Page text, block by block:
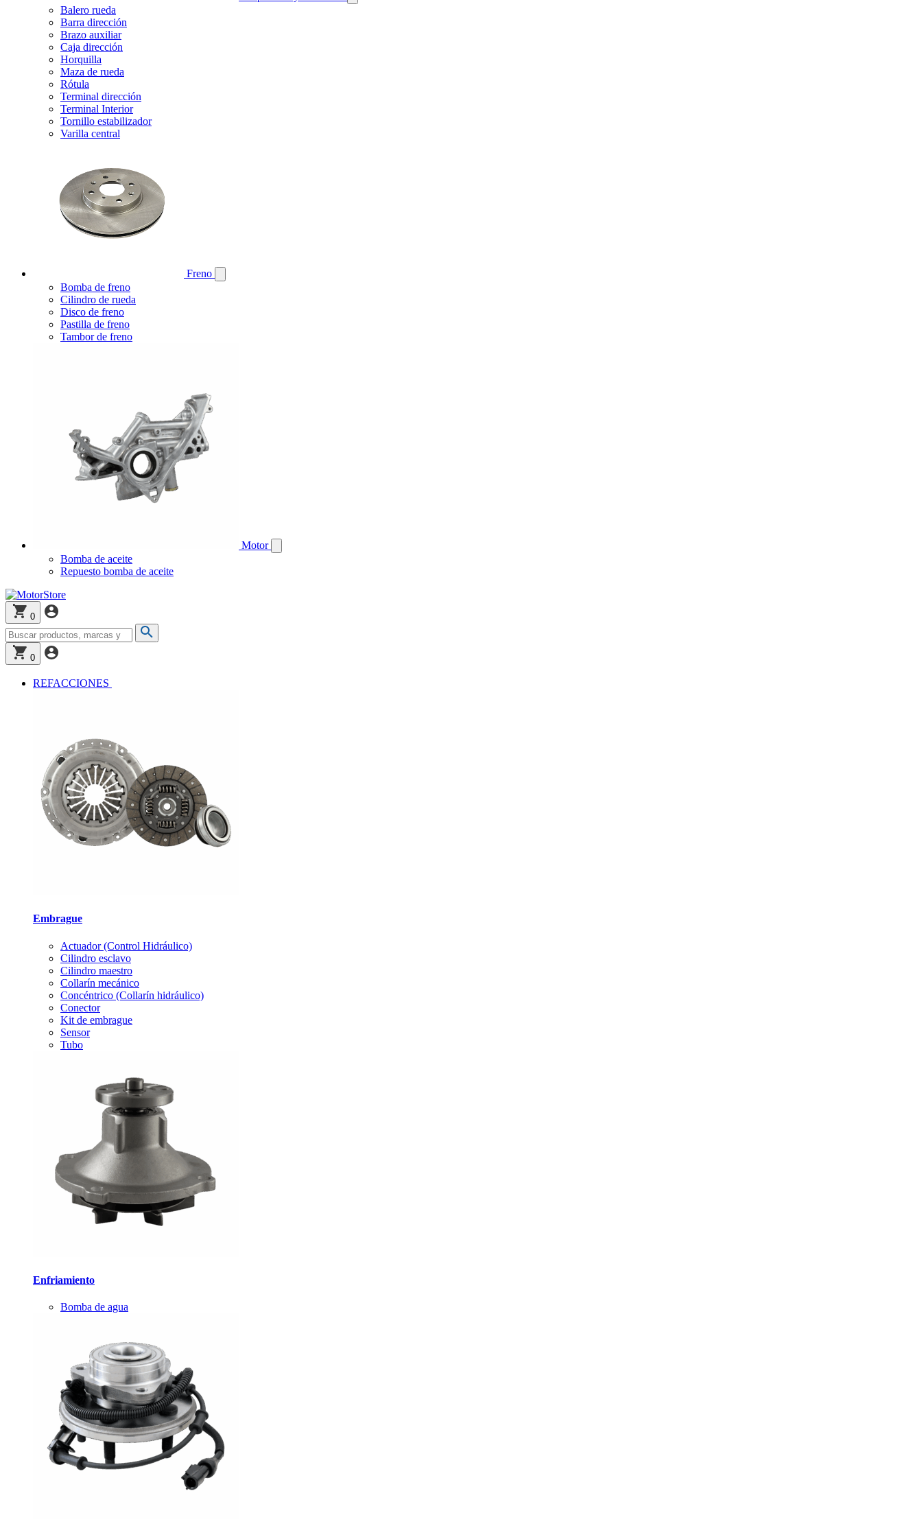
Balero rueda
Barra dirección
Brazo auxiliar
Caja dirección
Horquilla
Maza de rueda
Rótula
Terminal dirección
Terminal Interior
Tornillo estabilizador
Varilla central
Freno
Bomba de freno
Cilindro de rueda
Disco de freno
Pastilla de freno
Tambor de freno
Motor
Bomba de aceite
Repuesto bomba de aceite
0
0
REFACCIONES
Embrague
Actuador (Control Hidráulico)
Cilindro esclavo
Cilindro maestro
Collarín mecánico
Concéntrico (Collarín hidráulico)
Conector
Kit de embrague
Sensor
Tubo
Enfriamiento
Bomba de agua